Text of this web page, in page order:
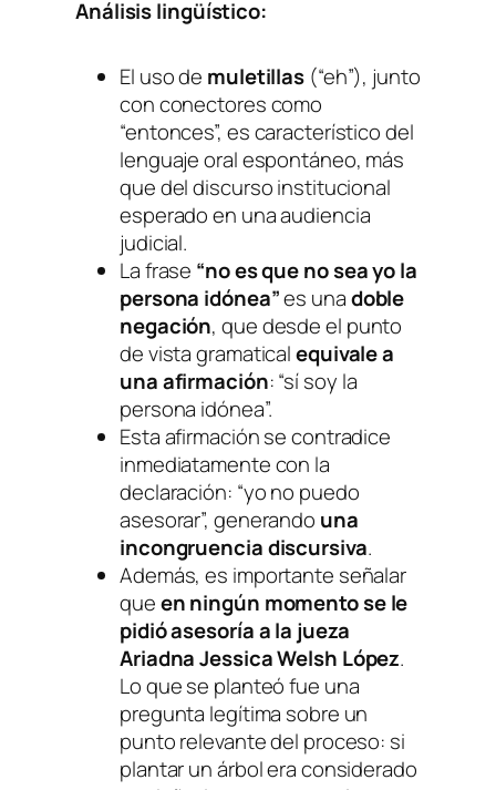
Análisis lingüístico:
El uso de muletillas (“eh”), junto
con conectores como
“entonces”, es característico del
lenguaje oral espontáneo, más
que del discurso institucional
esperado en una audiencia
judicial.
La frase “no es que no sea yo la
persona idónea”es unadoble
negación, que desde el punto
de vista gramaticalequivale a
una afirmación: “sí soy la
persona idónea”.
Esta afirmación se contradice
inmediatamente con la
declaración: “yo no puedo
asesorar”, generando una
incongruencia discursiva.
Además, es importante señalar
queen ningún momento se le
pidió asesoría a la jueza
Ariadna Jessica Welsh López.
Lo que se planteó fue una
pregunta legítima sobre un
punto relevante del proceso: si
plantar un árbol era considerado